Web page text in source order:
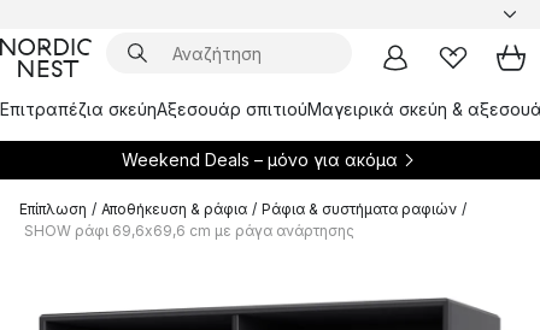
Επιτραπέζια σκεύηΑξεσουάρ σπιτιούΜαγειρικά σκεύη &
Weekend Deals – μόνο για ακόμα
Επίπλωση / Αποθήκευση & ράφια / Ράφια & συστήματα ραφιών /
SHOW ράφι 69,6x69,6 cm με ράγα ανάρτησης